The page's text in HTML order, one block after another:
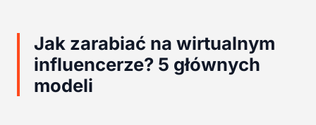
Jak zarabiać na wirtualnym
influencerze? 5 głównych
modeli